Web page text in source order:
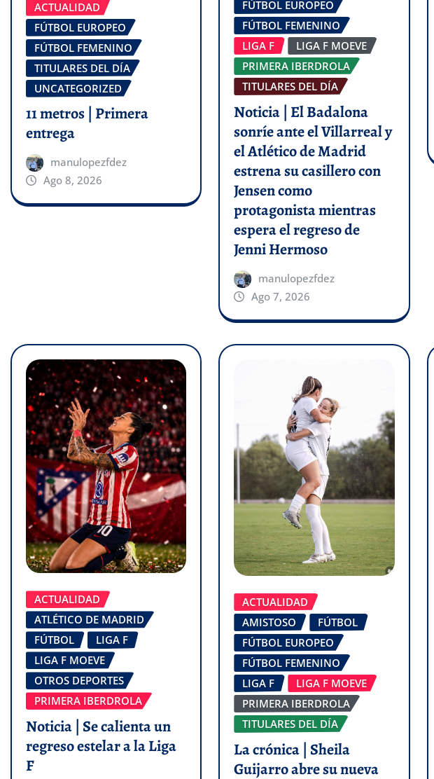
ACTUALIDAD
FÚTBOL EUROPEO
FÚTBOL FEMENINO
TITULARES DEL DÍA
UNCATEGORIZED
11 metros | Primera
entrega
manulopezfdez
Ago 8, 2026
FÚTBOL EUROPEO
FÚTBOL FEMENINO
LIGA F
LIGA F MOEVE
PRIMERA IBERDROLA
TITULARES DEL DÍA
Noticia | El Badalona
sonríe ante el Villarreal y
el Atlético de Madrid
estrena su casillero con
Jensen como
protagonista mientras
espera el regreso de
Jenni Hermoso
manulopezfdez
Ago 7, 2026
ACTUALIDAD
ATLÉTICO DE MADRID
FÚTBOL
LIGA F
LIGA F MOEVE
OTROS DEPORTES
PRIMERA IBERDROLA
Noticia | Se calienta un
regreso estelar a la Liga
F
ACTUALIDAD
AMISTOSO
FÚTBOL
FÚTBOL EUROPEO
FÚTBOL FEMENINO
LIGA F
LIGA F MOEVE
PRIMERA IBERDROLA
TITULARES DEL DÍA
La crónica | Sheila
Guijarro abre su nueva